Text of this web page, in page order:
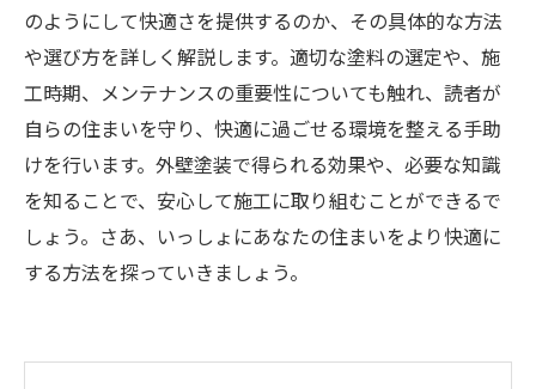
のようにして快適さを提供するのか、その具体的な方法
や選び方を詳しく解説します。適切な塗料の選定や、施
工時期、メンテナンスの重要性についても触れ、読者が
自らの住まいを守り、快適に過ごせる環境を整える手助
けを行います。外壁塗装で得られる効果や、必要な知識
を知ることで、安心して施工に取り組むことができるで
しょう。さあ、いっしょにあなたの住まいをより快適に
する方法を探っていきましょう。